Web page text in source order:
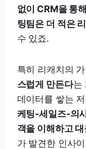
없이 CRM을 통
팅팀은 더 적은
수 있죠.
특히 리캐치의
스럽게 만든다는
데이터를 쌓는
케팅-세일즈-의
객을 이해하고
가 발견한 인사